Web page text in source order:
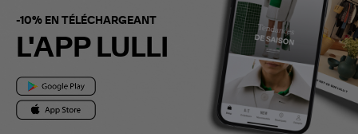
-10% EN TÉLÉCHARGEANT
L'APP LULLI